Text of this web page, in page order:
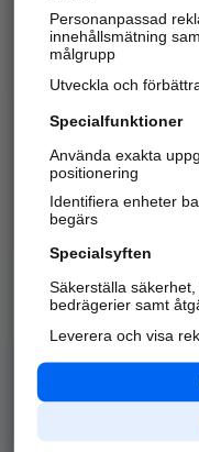
Hitta telefonnummer,
Alla kategorier
API & Kartor
Personanpassad
innehållsmätning
målgrupp
Utveckla och
Specialfunktioner
Använda exakta
positionering
Identifiera enheter
begärs
Specialsyften
Säkerställa
bedrägerier samt
Leverera och visa